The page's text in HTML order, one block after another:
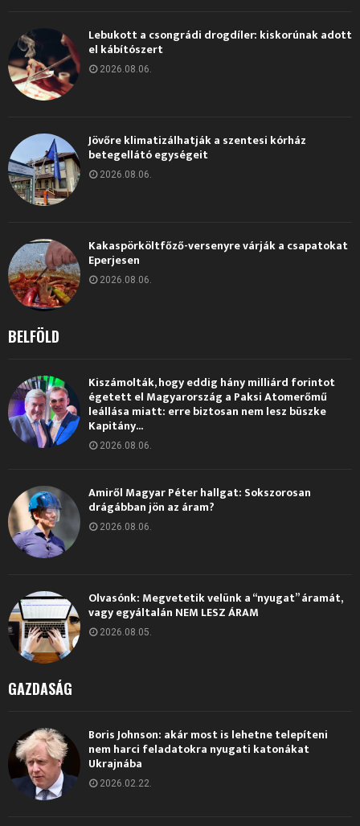
Lebukott a csongrádi drogdíler: kiskorúnak adott
el kábítószert
2026.08.06.
Jövőre klimatizálhatják a szentesi kórház
betegellátó egységeit
2026.08.06.
Kakaspörköltfőző-versenyre várják a csapatokat
Eperjesen
2026.08.06.
BELFÖLD
Kiszámolták, hogy eddig hány milliárd forintot
égetett el Magyarország a Paksi Atomerőmű
leállása miatt: erre biztosan nem lesz büszke
Kapitány...
2026.08.06.
Amiről Magyar Péter hallgat: Sokszorosan
drágábban jön az áram?
2026.08.06.
Olvasónk: Megvetetik velünk a “nyugat” áramát,
vagy egyáltalán NEM LESZ ÁRAM
2026.08.05.
GAZDASÁG
Boris Johnson: akár most is lehetne telepíteni
nem harci feladatokra nyugati katonákat
Ukrajnába
2026.02.22.